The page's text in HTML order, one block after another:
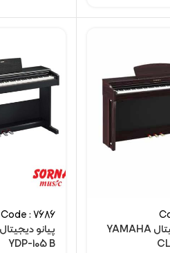
پیانو دیجیتال YAMAHA
Code : 7686
YDP-105 B